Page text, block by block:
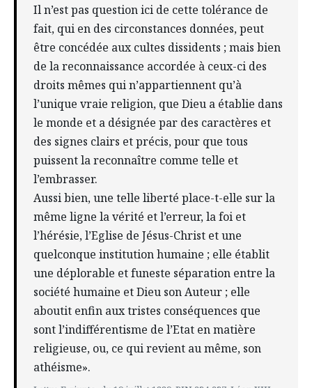
Il n’est pas question ici de cette tolérance de
fait, qui en des circonstances données, peut
être concédée aux cultes dissidents ; mais bien
de la reconnaissance accordée à ceux-ci des
droits mêmes qui n’appartiennent qu’à
l’unique vraie religion, que Dieu a établie dans
le monde et a désignée par des caractères et
des signes clairs et précis, pour que tous
puissent la reconnaître comme telle et
l’embrasser.
Aussi bien, une telle liberté place-t-elle sur la
même ligne la vérité et l’erreur, la foi et
l’hérésie, l’Eglise de Jésus-Christ et une
quelconque institution humaine ; elle établit
une déplorable et funeste séparation entre la
société humaine et Dieu son Auteur ; elle
aboutit enfin aux tristes conséquences que
sont l’indifférentisme de l’Etat en matière
religieuse, ou, ce qui revient au même, son
athéisme».